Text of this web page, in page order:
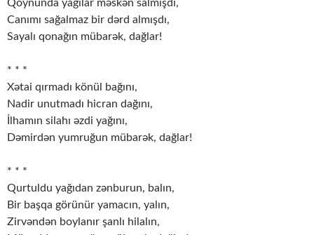
Qoynunda yağılar məskən salmışdı,
Canımı sağalmaz bir dərd almışdı,
Sayalı qonağın mübarək, dağlar!
* * *
Xətai qırmadı könül bağını,
Nadir unutmadı hicran dağını,
İlhamın silahı əzdi yağını,
Dəmirdən yumruğun mübarək, dağlar!
* * *
Qurtuldu yağıdan zənburun, balın,
Bir başqa görünür yamacın, yalın,
Zirvəndən boylanır şanlı hilalın,